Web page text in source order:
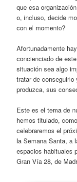
que esa
o, incluso, decide
con el momento?
Afortunadamente
concienciado de
situación sea algo
tratar de
produzca, sus
Este es el tema de
hemos titulado,
celebraremos el
la Semana Santa, a
espacios habituales
Gran Vía 28, de